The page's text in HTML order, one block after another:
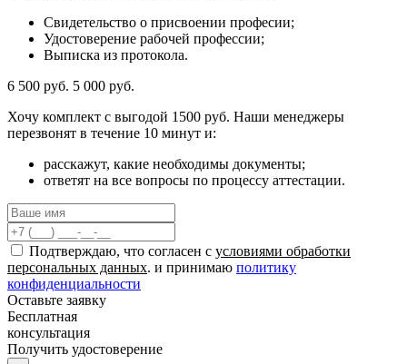
Свидетельство о присвоении професии;
Удостоверение рабочей профессии;
Выписка из протокола.
6 500 руб. 5 000 руб.
Хочу комплект с выгодой 1500 руб. Наши менеджеры
перезвонят в течение 10 минут и:
расскажут, какие необходимы документы;
ответят на все вопросы по процессу аттестации.
Подтверждаю, что согласен с условиями обработки
персональных данных. и принимаю политику
конфиденциальности
Оставьте заявку
Бесплатная
консультация
Получить удостоверение